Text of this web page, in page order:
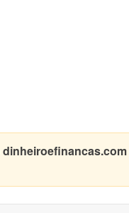
dinheiroefinancas.com